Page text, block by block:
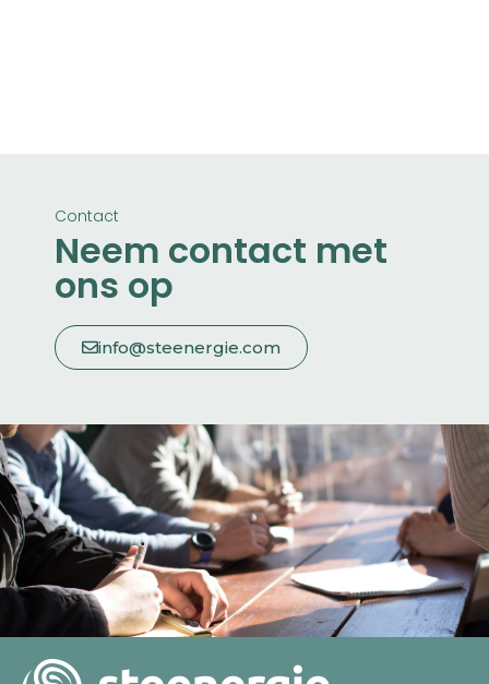
Contact
Neem contact met
ons op
info@steenergie.com